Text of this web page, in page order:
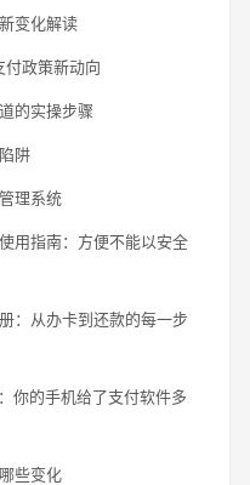
变化解读
付政策新动向
的实操步骤
阱
理系统
用指南：方便不能以安全
：从办卡到还款的每一步
你的手机给了支付软件多
些变化